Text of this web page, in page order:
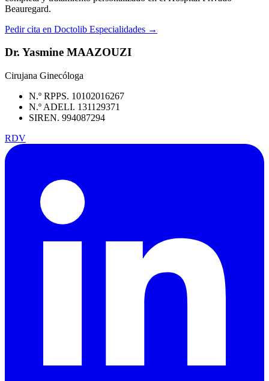
Beauregard.
Pedir cita en Doctolib Especialidades →
Dr. Yasmine MAAZOUZI
Cirujana Ginecóloga
N.º RPPS. 10102016267
N.º ADELI. 131129371
SIREN. 994087294
RDV